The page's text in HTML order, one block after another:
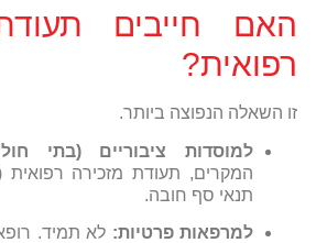
האם חייבים
רפואית?
זו השאלה הנפוצה ביותר.
למוסדות ציבוריים (בתי
המקרים, תעודת מזכירה רפואית
תנאי סף חובה.
למרפאות פרטיות: לא תמיד.